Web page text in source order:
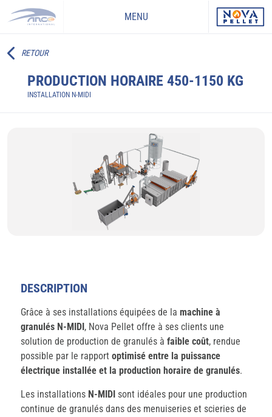
MENU
RETOUR
PRODUCTION HORAIRE 450-1150 KG
INSTALLATION N-MIDI
DESCRIPTION
Grâce à ses installations équipées de lamachine à
granulés N-MIDI , Nova Pellet offre à ses clients une
solution de production de granulés àfaible coût, rendue
possible par le rapportoptimisé entre la puissance
électrique installée et la production horaire de granulés.
Les installations N-MIDI sont idéales pour une production
continue de granulés dans des menuiseries et scieries de